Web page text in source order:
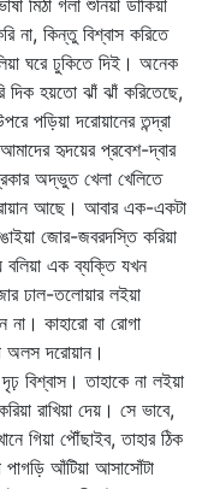
মিঠা গলা শুনিয়া ডাকিয়া
না, কিন্তু বিশ্বাস করিতে
ঘরে ঢুকিতে দিই। অনেক
দিক হয়তো ঝাঁ ঝাঁ করিতেছে,
পড়িয়া দরোয়ানের তন্দ্রা
হৃদয়ের প্রবেশ-দ্বার
অদ্ভুত খেলা খেলিতে
আছে। আবার এক-একটা
জোর-জবরদস্তি করিয়া
এক ব্যক্তি যখন
ঢাল-তলোয়ার লইয়া
কাহারো বা রোগা
অলস দরোয়ান।
বিশ্বাস। তাহাকে না লইয়া
রাখিয়া দেয়। সে ভাবে,
গিয়া পৌঁছাইব, তাহার ঠিক
আঁটিয়া আসাসোঁটা